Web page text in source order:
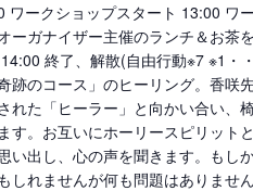
ワークショップスタート 13:00 ワ
ーガナイザー主催のランチ＆お茶
終了、解散(自由行動※7 ※1・
跡のコース」のヒーリング。香咲
れた「ヒーラー」と向かい合い、
す。お互いにホーリースピリット
い出し、心の声を聞きます。もし
しれませんが何も問題はありませ